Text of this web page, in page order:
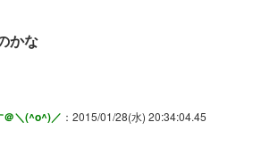
かな
＠＼(^o^)／ ：2015/01/28(水) 20:34:04.45